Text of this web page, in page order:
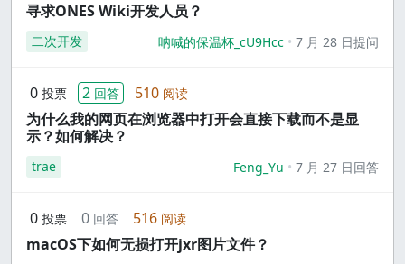
寻求ONES Wiki开发人员？
二次开发 呐喊的保温杯_cU9Hcc 7 月 28 日提问
0 投票 2 回答 510 阅读
为什么我的网页在浏览器中打开会直接下载而不是显
示？如何解决？
trae Feng_Yu 7 月 27 日回答
0 投票 0 回答 516 阅读
macOS下如何无损打开jxr图片文件？